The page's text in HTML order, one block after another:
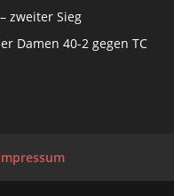
zweiter Sieg
Damen 40-2 gegen TC